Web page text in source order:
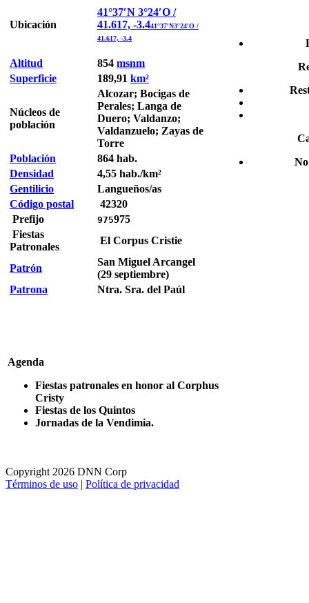
Ubicación
41°37′N 3°24′O /
41.617, -3.441°37′N3°24′O /
41.617, -3.4
Altitud 854 msnm
Superficie
189,91 km²
Núcleos de
población
Alcozar; Bocigas de
Perales; Langa de
Duero; Valdanzo;
Valdanzuelo; Zayas de
Torre
Población
864 hab.
Densidad
4,55 hab./km²
Gentilicio
Langueños/as
Código postal
42320
Prefijo
975975
Fiestas
Patronales
El Corpus Cristie
Patrón
San Miguel Arcangel
(29 septiembre)
Patrona
Ntra. Sra. del Paúl
Agenda
Fiestas patronales en honor al Corphus
Cristy
Fiestas de los Quintos
Jornadas de la Vendimia.
Copyright 2026 DNN Corp
Términos de uso | Política de privacidad